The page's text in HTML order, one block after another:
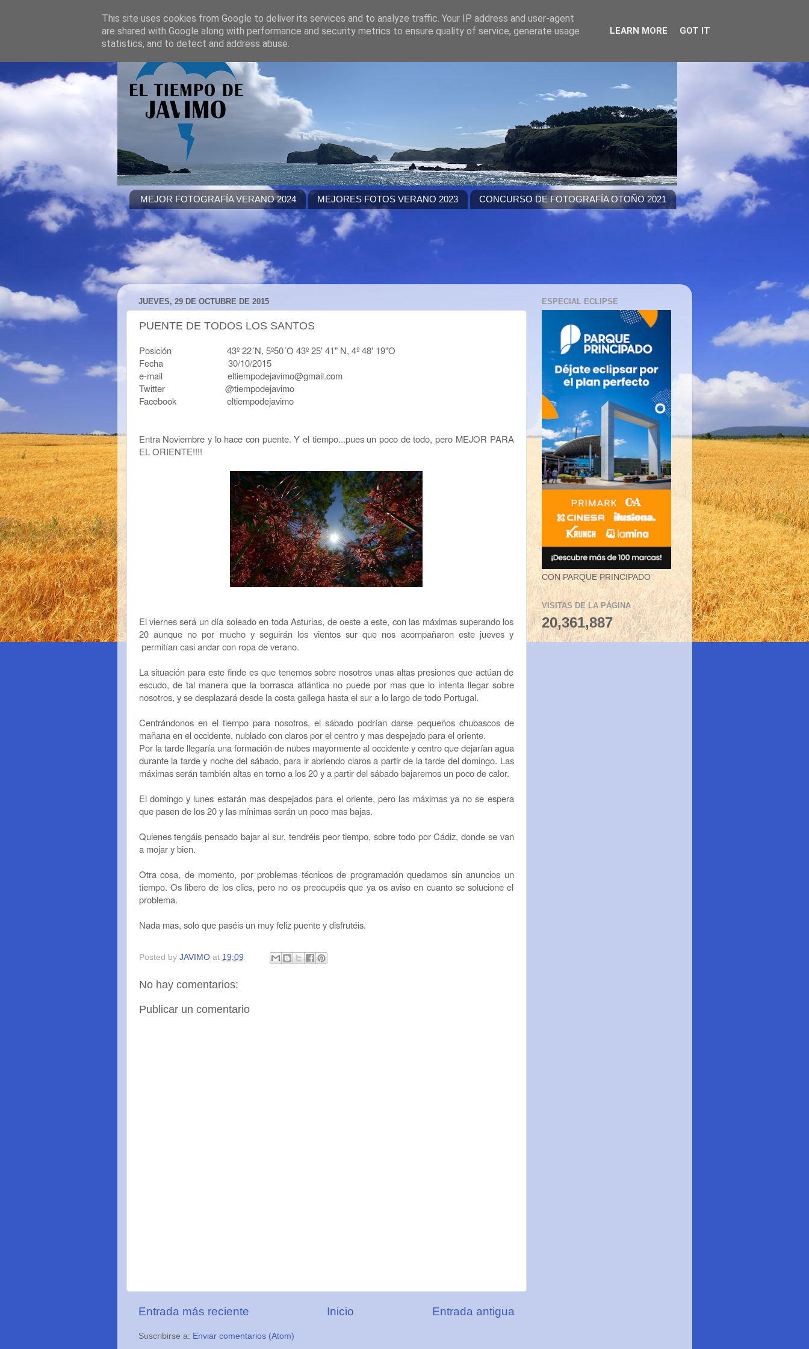
MEJOR FOTOGRAFÍA VERANO 2024 MEJORES FOTOS VERANO 2023 CONCURSO DE FOTOGRAFÍA OTOÑO 2021
JUEVES, 29 DE OCTUBRE DE 2015
PUENTE DE TODOS LOS SANTOS
Posición 43º 22´N, 5º50´O 43º 25' 41" N, 4º 48' 19"O
Fecha 30/10/2015
e-mail eltiempodejavimo@gmail.com
Twitter @tiempodejavimo
Facebook eltiempodejavimo
Entra Noviembre y lo hace con puente. Y el tiempo...pues un poco de todo, pero MEJOR PARA
EL ORIENTE!!!!
El viernes será un día soleado en toda Asturias, de oeste a este, con las máximas superando los
20 aunque no por mucho y seguirán los vientos sur que nos acompañaron este jueves y
permitían casi andar con ropa de verano.
La situación para este finde es que tenemos sobre nosotros unas altas presiones que actúan de
escudo, de tal manera que la borrasca atlántica no puede por mas que lo intenta llegar sobre
nosotros, y se desplazará desde la costa gallega hasta el sur a lo largo de todo Portugal.
Centrándonos en el tiempo para nosotros, el sábado podrían darse pequeños chubascos de
mañana en el occidente, nublado con claros por el centro y mas despejado para el oriente.
Por la tarde llegaría una formación de nubes mayormente al occidente y centro que dejarían agua
durante la tarde y noche del sábado, para ir abriendo claros a partir de la tarde del domingo. Las
máximas serán también altas en torno a los 20 y a partir del sábado bajaremos un poco de calor.
El domingo y lunes estarán mas despejados para el oriente, pero las máximas ya no se espera
que pasen de los 20 y las mínimas serán un poco mas bajas.
Quienes tengáis pensado bajar al sur, tendréis peor tiempo, sobre todo por Cádiz, donde se van
a mojar y bien.
Otra cosa, de momento, por problemas técnicos de programación quedamos sin anuncios un
tiempo. Os libero de los clics, pero no os preocupéis que ya os aviso en cuanto se solucione el
problema.
Nada mas, solo que paséis un muy feliz puente y disfrutéis.
Posted by JAVIMO at 19:09
No hay comentarios:
Publicar un comentario
Entrada más reciente Entrada antigua
Inicio
Suscribirse a: Enviar comentarios (Atom)
ESPECIAL ECLIPSE
CON PARQUE PRINCIPADO
VISITAS DE LA PÁGINA
20,361,887
This site uses cookies from Google to deliver its services and to analyze traffic. Your IP address and user-agent
are shared with Google along with performance and security metrics to ensure quality of service, generate usage
statistics, and to detect and address abuse.
LEARN MORE GOT IT